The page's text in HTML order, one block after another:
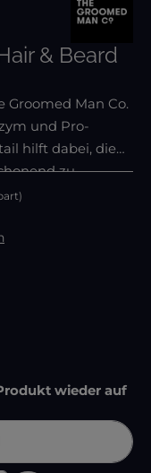
von 5 Sternen
& Beard
Groomed Man Co.
und Pro-
hilft dabei, die
zu
Haare
ist zurzeit nicht verfügbar.)
wieder auf